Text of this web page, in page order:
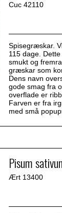
Cuc 42110
Spisegræskar.
115 dage.
smukt og
græskar som
Dens navn
gode smag fra
overflade er
Farven er fra
med små
Pisum
Ært 13400